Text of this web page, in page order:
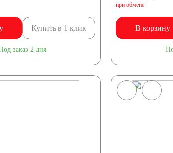
А/ч 120 А/ч
Купить в 1 клик
заказ 2 дня
при обмене
В корзину